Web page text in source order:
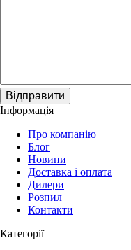
Відправити
Інформація
Про компанію
Блог
Новини
Доставка і оплата
Дилери
Розпил
Контакти
Категорії